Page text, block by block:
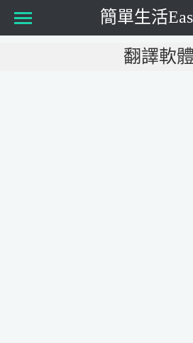
簡單生活
翻譯軟體